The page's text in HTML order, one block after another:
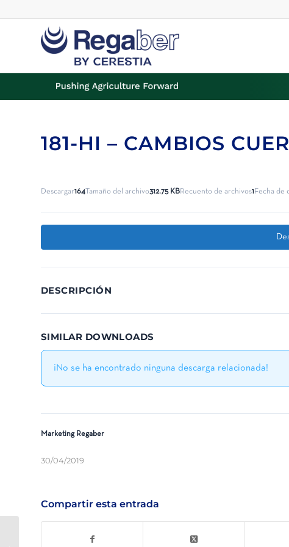
181-HI – CAMBIOS
Descargar164 Tamaño del archivo312.75 KBRecuento de archivos1Fecha de
DESCRIPCIÓN
SIMILAR DOWNLOADS
¡No se ha encontrado ninguna descarga relacionada!
Marketing Regaber
30/04/2019
Compartir esta entrada